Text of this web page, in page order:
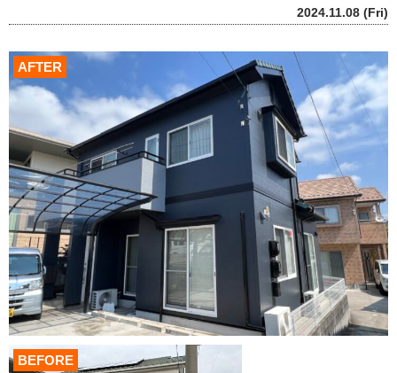
2024.11.08 (Fri)
AFTER
BEFORE